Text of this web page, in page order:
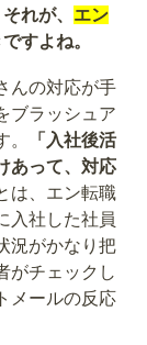
れが、 エン
すよね。
んの対応が手
ブラッシュア
「入社後活
あって、対応
は、エン転職
入社した社員
況がかなり把
がチェックし
メールの反応